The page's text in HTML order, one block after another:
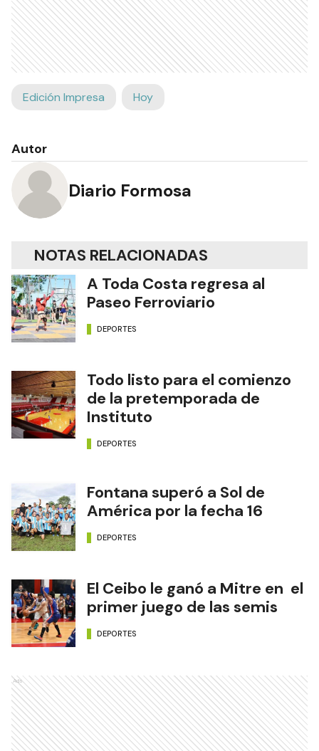
Ads
Autor
Diario Formosa
NOTAS RELACIONADAS
Paseo Ferroviario
Todo listo para el comienzo
de la pretemporada de
DEPORTES
Fontana superó a Sol de
DEPORTES
El Ceibo le ganó a Mitre en el